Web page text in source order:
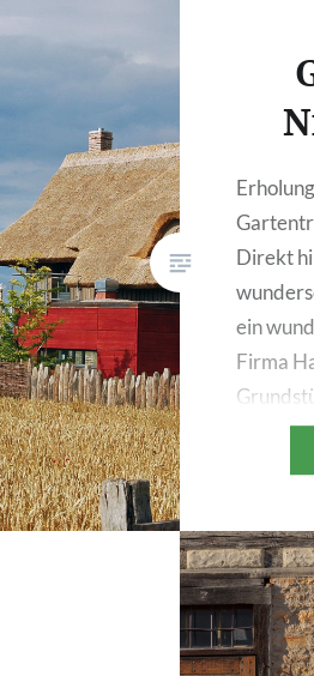
Direkt
ein
Firma
ein mit
dadurch
der